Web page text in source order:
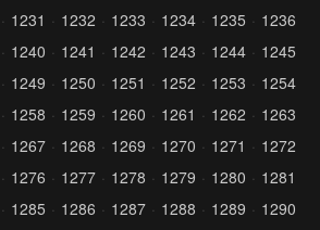
1231 1232 1233 1234 1235
1236
1240 1241 1242 1243 1244
1245
1249 1250 1251 1252 1253
1254
1258 1259 1260 1261 1262
1263
1267 1268 1269 1270 1271
1272
1276 1277 1278 1279 1280
1281
1285 1286 1287 1288 1289
1290